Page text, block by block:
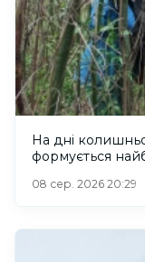
На дні
формується
08 сер. 2026 20:29